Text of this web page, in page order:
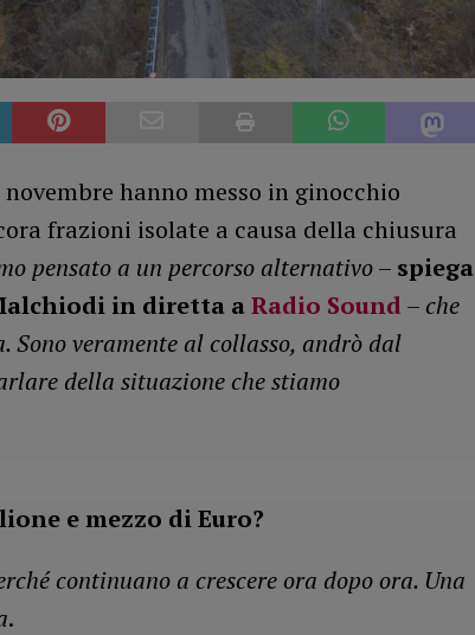
hanno messo in ginocchio
frazioni isolate a causa della chiusura
pensato a un percorso alternativo– spiega
in diretta aRadio Sound – che
veramente al collasso, andrò dal
della situazione che stiamo
e mezzo di Euro?
continuano a crescere ora dopo ora. Una
.